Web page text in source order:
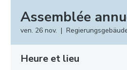
Assemblée
ven. 26 nov.
  |
Heure et lieu